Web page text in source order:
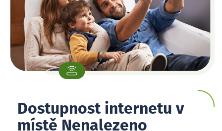
Dostupnost internetu v
místě Nenalezeno